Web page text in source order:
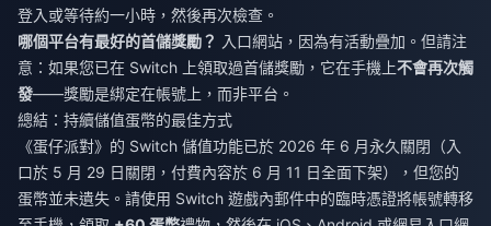
登入或等待約一小時，然後再次檢查。
哪個平台有最好的首儲獎勵？ 入口網站，因為有活動疊加。但請注
意：如果您已在 Switch 上領取過首儲獎勵，它在手機上不會再次觸
發——獎勵是綁定在帳號上，而非平台。
總結：持續儲值蛋幣的最佳方式
《蛋仔派對》的 Switch 儲值功能已於 2026 年 6 月永久關閉（入
口於 5 月 29 日關閉，付費內容於 6 月 11 日全面下架），但您的
蛋幣並未遺失。請使用 Switch 遊戲內郵件中的臨時憑證將帳號轉移